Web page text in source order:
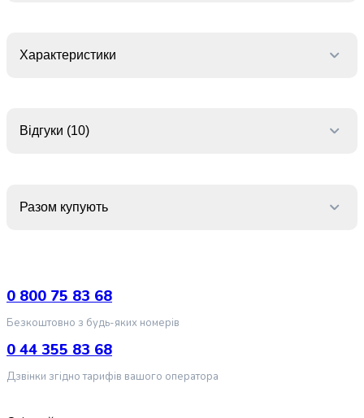
крупа
крупа
Ячна
крупа
Перлова
крупа
Пшоно
Консервовані
Характеристики
Відгуки (10)
Разом купують
0 800 75 83 68
Безкоштовно з будь-яких номерів
0 44 355 83 68
Дзвінки згідно тарифів вашого оператора